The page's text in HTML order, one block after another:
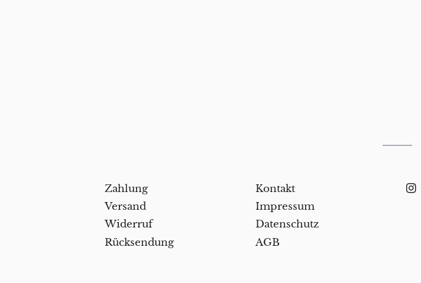
Zahlung
Versand
Widerruf
Rücksendung
Kontakt
Impressum
Datenschutz
AGB